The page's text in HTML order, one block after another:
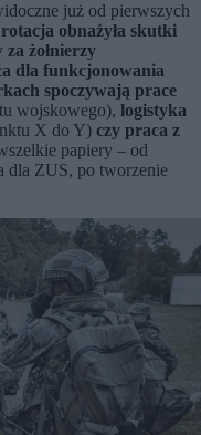
już od pierwszych
obnażyła skutki
żołnierzy
dla funkcjonowania
spoczywają prace
wojskowego), logistyka
X do Y) czy praca z
papiery – od
dla ZUS, po tworzenie